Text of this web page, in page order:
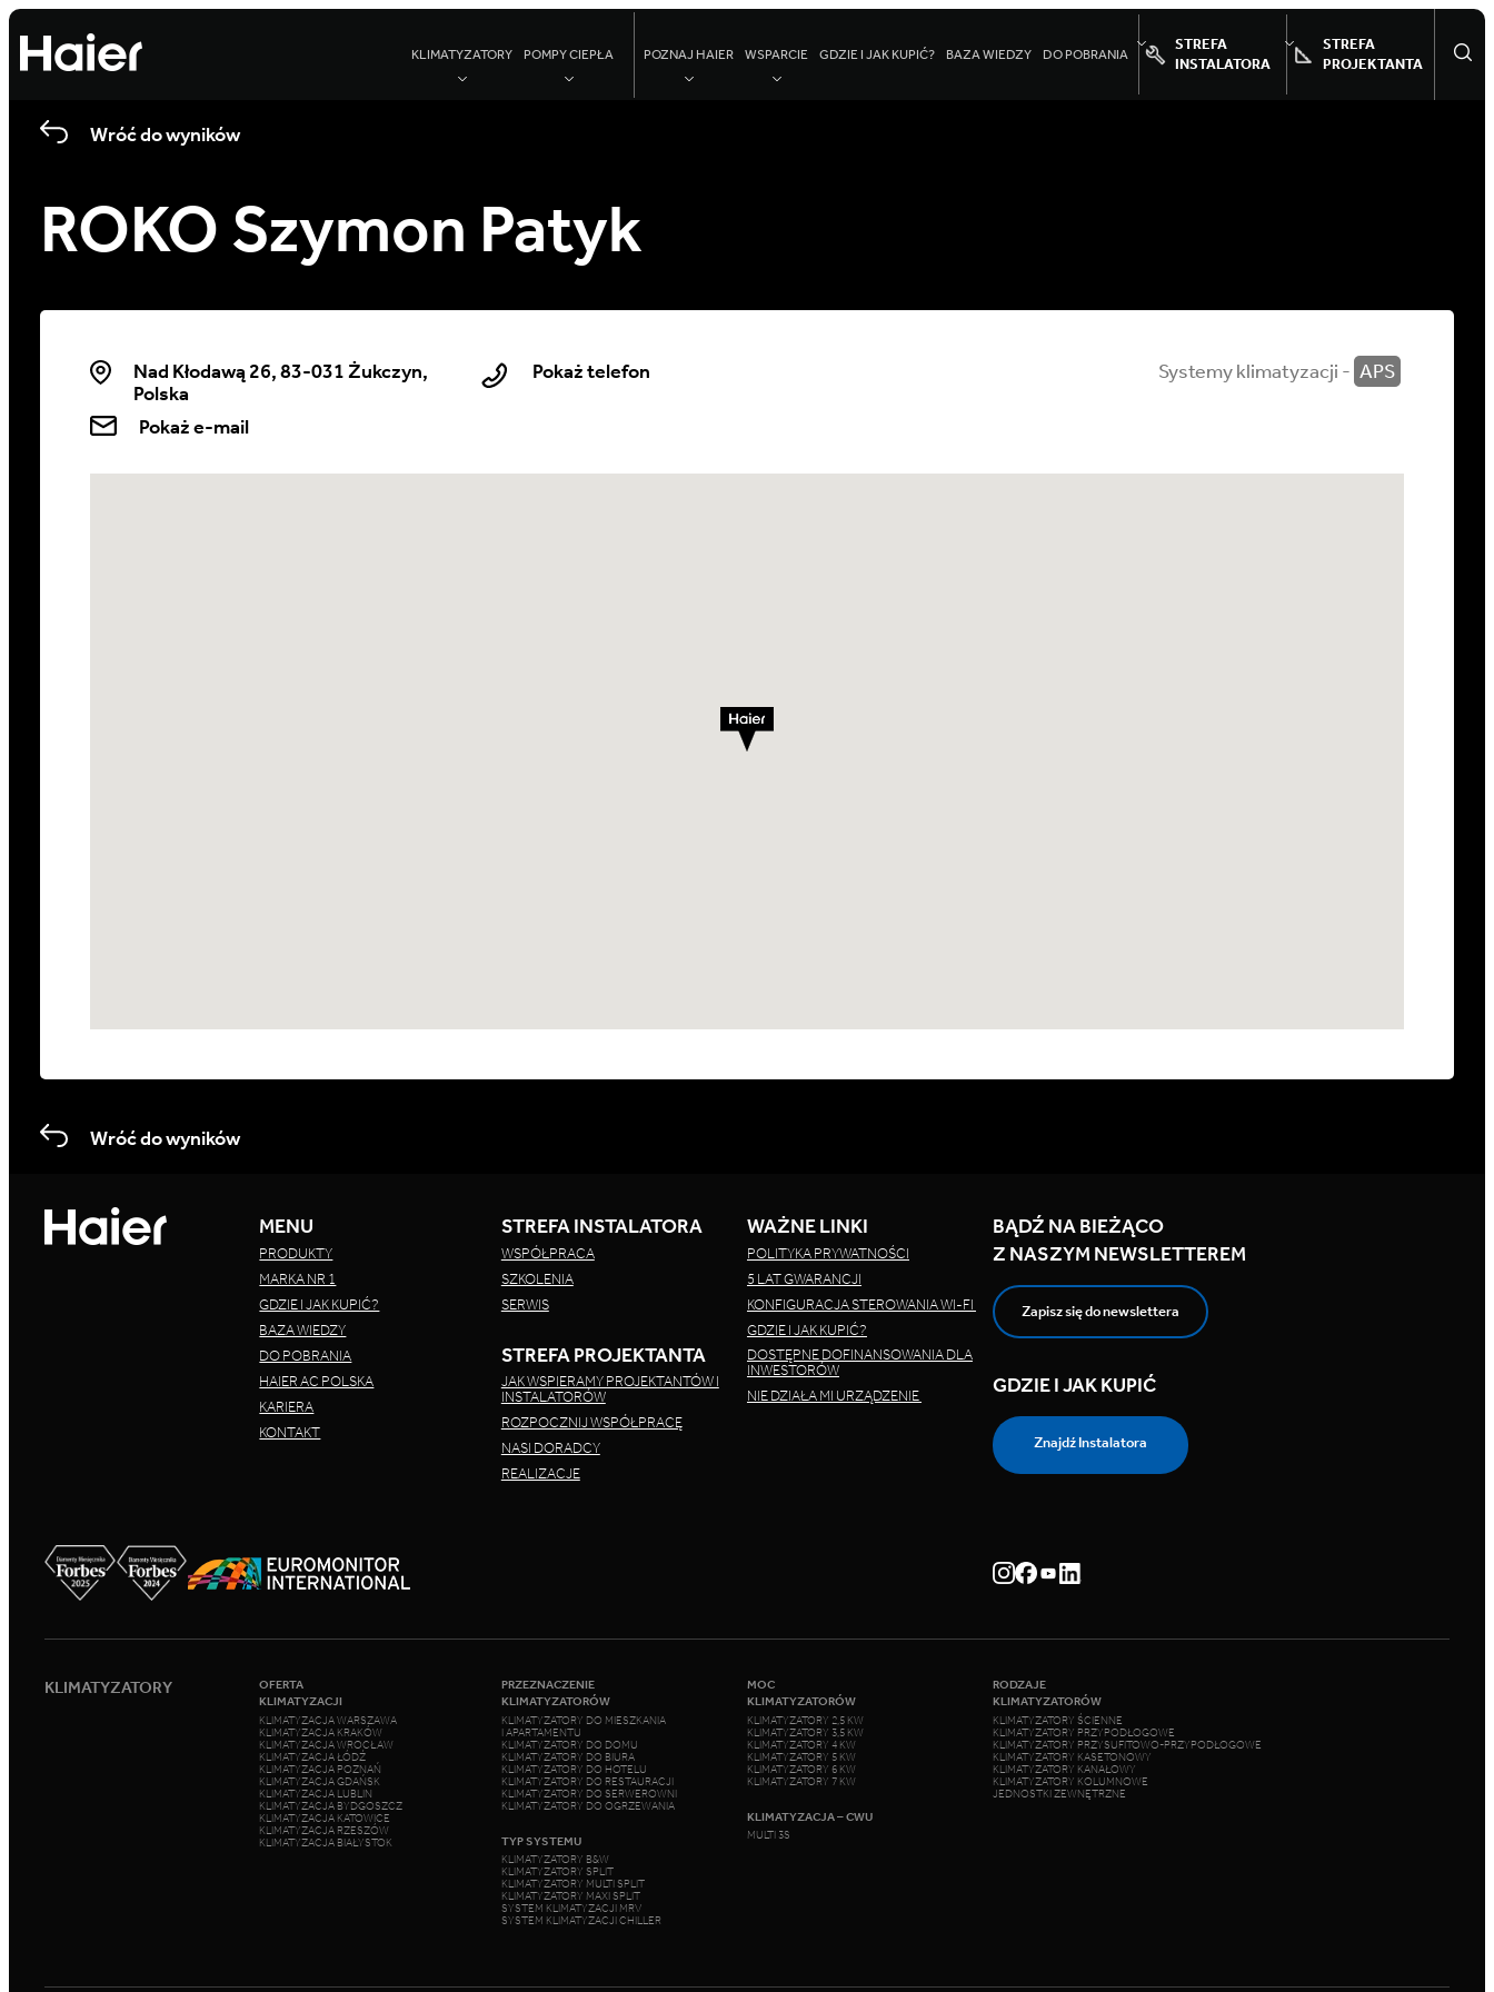
KLIMATYZATORY POMPY CIEPŁA POZNAJ HAIER WSPARCIE GDZIE I JAK KUPIĆ? BAZA WIEDZY DO POBRANIA
STREFA
INSTALATORA
STREFA
PROJEKTANTA
Wróć do wyników
ROKO Szymon Patyk
Nad Kłodawą 26, 83-031 Żukczyn,
Polska
Pokaż telefon
Pokaż e-mail
Systemy klimatyzacji - APS
Wróć do wyników
MENU
PRODUKTY
MARKA NR 1
GDZIE I JAK KUPIĆ?
BAZA WIEDZY
DO POBRANIA
HAIER AC POLSKA
KARIERA
KONTAKT
STREFA INSTALATORA
WSPÓŁPRACA
SZKOLENIA
SERWIS
STREFA PROJEKTANTA
JAK WSPIERAMY PROJEKTANTÓW I
INSTALATORÓW
ROZPOCZNIJ WSPÓŁPRACĘ
NASI DORADCY
REALIZACJE
WAŻNE LINKI
POLITYKA PRYWATNOŚCI
5 LAT GWARANCJI
KONFIGURACJA STEROWANIA WI-FI
GDZIE I JAK KUPIĆ?
DOSTĘPNE DOFINANSOWANIA DLA
INWESTORÓW
NIE DZIAŁA MI URZĄDZENIE
BĄDŹ NA BIEŻĄCO
Z NASZYM NEWSLETTEREM
Zapisz się do newslettera
GDZIE I JAK KUPIĆ
Znajdź Instalatora
KLIMATYZATORY
OFERTA
KLIMATYZACJI
KLIMATYZACJA WARSZAWA
KLIMATYZACJA KRAKÓW
KLIMATYZACJA WROCŁAW
KLIMATYZACJA ŁÓDŹ
KLIMATYZACJA POZNAŃ
KLIMATYZACJA GDAŃSK
KLIMATYZACJA LUBLIN
KLIMATYZACJA BYDGOSZCZ
KLIMATYZACJA KATOWICE
KLIMATYZACJA RZESZÓW
KLIMATYZACJA BIAŁYSTOK
PRZEZNACZENIE
KLIMATYZATORÓW
KLIMATYZATORY DO MIESZKANIA
I APARTAMENTU
KLIMATYZATORY DO DOMU
KLIMATYZATORY DO BIURA
KLIMATYZATORY DO HOTELU
KLIMATYZATORY DO RESTAURACJI
KLIMATYZATORY DO SERWEROWNI
KLIMATYZATORY DO OGRZEWANIA
TYP SYSTEMU
KLIMATYZATORY B&W
KLIMATYZATORY SPLIT
KLIMATYZATORY MULTI SPLIT
KLIMATYZATORY MAXI SPLIT
SYSTEM KLIMATYZACJI MRV
SYSTEM KLIMATYZACJI CHILLER
MOC
KLIMATYZATORÓW
KLIMATYZATORY 2,5 KW
KLIMATYZATORY 3,5 KW
KLIMATYZATORY 4 KW
KLIMATYZATORY 5 KW
KLIMATYZATORY 6 KW
KLIMATYZATORY 7 KW
KLIMATYZACJA – CWU
MULTI 3S
RODZAJE
KLIMATYZATORÓW
KLIMATYZATORY ŚCIENNE
KLIMATYZATORY PRZYPODŁOGOWE
KLIMATYZATORY PRZYSUFITOWO-PRZYPODŁOGOWE
KLIMATYZATORY KASETONOWY
KLIMATYZATORY KANAŁOWY
KLIMATYZATORY KOLUMNOWE
JEDNOSTKI ZEWNĘTRZNE